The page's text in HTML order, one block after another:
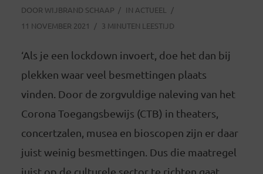
DOOR WIJBRAND SCHAAP IN ACTUEEL
11 NOVEMBER 2021
3 MINUTEN LEESTIJD
‘Als je een lockdown invoert, doe het dan bij
plekken waar veel besmettingen plaats
vinden. Door de zorgvuldige naleving van het
Corona Toegangsbewijs (CTB) in theaters,
concertzalen, musea en bioscopen zijn er daar
juist weinig besmettingen. Dus die maatregel
juist op de culturele sector te richten gaat